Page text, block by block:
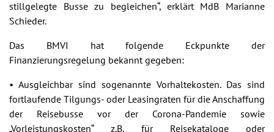
stillgelegte Busse zu begleichen“, erklärt MdB Marianne
Schieder.
Das BMVI hat folgende Eckpunkte der
Finanzierungsregelung bekannt gegeben:
• Ausgleichbar sind sogenannte Vorhaltekosten. Das sind
fortlaufende Tilgungs- oder Leasingraten für die Anschaffung
der Reisebusse vor der Corona-Pandemie sowie
„Vorleistungskosten“ z.B. für Reisekataloge oder